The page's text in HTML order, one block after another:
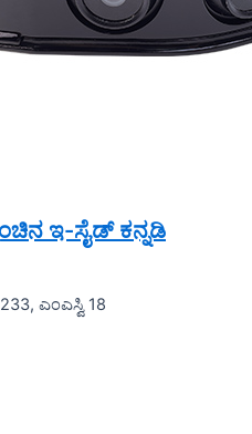
ಇ-ಸೈಡ್ ಕನ್ನಡಿ
ಎಂಎಸ್ವಿ 18